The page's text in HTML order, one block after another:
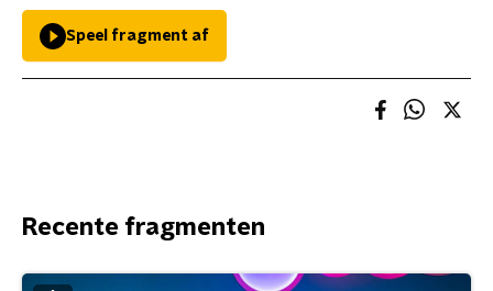
Speel fragment af
Recente fragmenten